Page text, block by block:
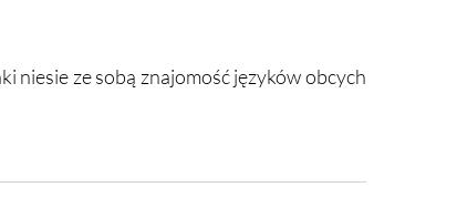
niesie ze sobą znajomość języków obcych